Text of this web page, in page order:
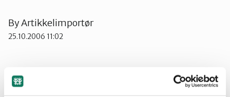
Suldal
ByArtikkelimportør
25.10.2006 11:02
Verv 3